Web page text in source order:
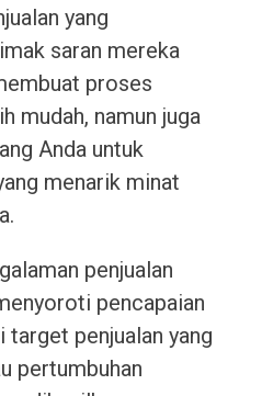
yang
saran mereka
proses
mudah, namun juga
Anda untuk
menarik minat
penjualan
pencapaian
penjualan yang
pertumbuhan